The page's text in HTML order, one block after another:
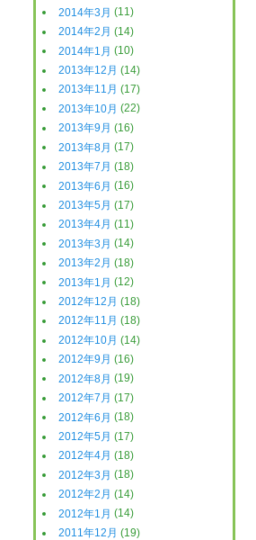
2014年3月 (11)
2014年2月 (14)
2014年1月 (10)
2013年12月 (14)
2013年11月 (17)
2013年10月 (22)
2013年9月 (16)
2013年8月 (17)
2013年7月 (18)
2013年6月 (16)
2013年5月 (17)
2013年4月 (11)
2013年3月 (14)
2013年2月 (18)
2013年1月 (12)
2012年12月 (18)
2012年11月 (18)
2012年10月 (14)
2012年9月 (16)
2012年8月 (19)
2012年7月 (17)
2012年6月 (18)
2012年5月 (17)
2012年4月 (18)
2012年3月 (18)
2012年2月 (14)
2012年1月 (14)
2011年12月 (19)